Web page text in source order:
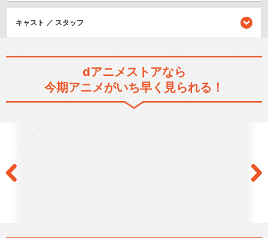
キャスト ／ スタッフ
dアニメストアなら
今期アニメがいち早く見られる！